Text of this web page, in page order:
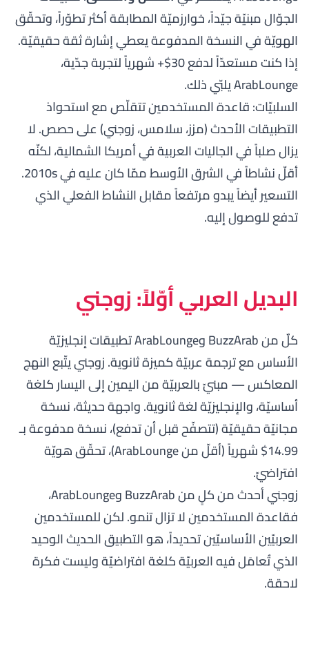
الجوّال مبنيّة جيّداً، خوارزميّة المطابقة أكثر تطوّراً، وتحقّق
الهويّة في النسخة المدفوعة يعطي إشارة ثقة حقيقيّة.
إذا كنت مستعدّاً لدفع 30$+ شهرياً لتجربة جدّية،
ArabLounge يلبّي ذلك.
السلبيّات: قاعدة المستخدمين تتقلّص مع استحواذ
التطبيقات الأحدث (مزز، سلامس، زوجني) على حصص. لا
يزال صلباً في الجاليات العربية في أمريكا الشمالية، لكنّه
أقلّ نشاطاً في الشرق الأوسط ممّا كان عليه في 2010s.
التسعير أيضاً يبدو مرتفعاً مقابل النشاط الفعلي الذي
تدفع للوصول إليه.
البديل العربي أوّلاً: زوجني
كلٌ من BuzzArab وArabLounge تطبيقات إنجليزيّة
الأساس مع ترجمة عربيّة كميزة ثانوية.زوجنييتّبع النهج
المعاكس — مبنيّ بالعربيّة من اليمين إلى اليسار كلغة
أساسيّة، والإنجليزيّة لغة ثانوية. واجهة حديثة، نسخة
مجانيّة حقيقيّة (تتصفّح قبل أن تدفع)، نسخة مدفوعة بـ
14.99$ شهرياً (أقلّ من ArabLounge)، تحقّق هويّة
افتراضيّ.
زوجني أحدث من كلٍ من BuzzArab وArabLounge،
فقاعدة المستخدمين لا تزال تنمو. لكن للمستخدمين
العربيّين الأساسيّين تحديداً، هو التطبيق الحديث الوحيد
الذي تُعامَل فيه العربيّة كلغة افتراضيّة وليست فكرة
لاحقة.